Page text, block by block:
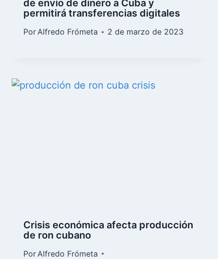
de envío de dinero a Cuba y
permitirá transferencias digitales
PorAlfredo Frómeta 2 de marzo de 2023
Crisis económica afecta producción
de ron cubano
Por Alfredo Frómeta